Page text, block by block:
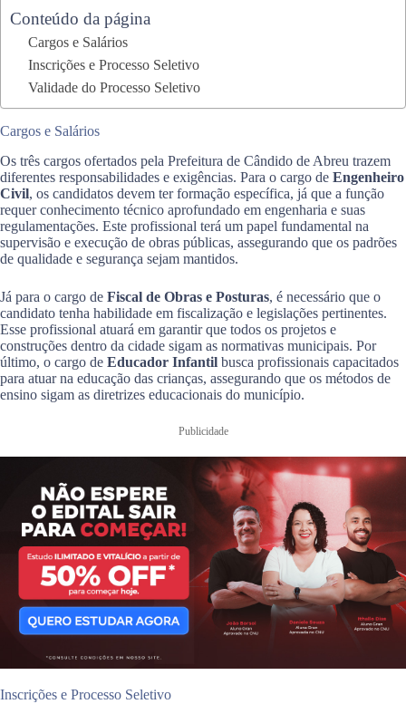
Conteúdo da página
Cargos e Salários
Inscrições e Processo Seletivo
Validade do Processo Seletivo
Cargos e Salários
Os três cargos ofertados pela Prefeitura de Cândido de Abreu trazem
diferentes responsabilidades e exigências. Para o cargo de Engenheiro
Civil, os candidatos devem ter formação específica, já que a função
requer conhecimento técnico aprofundado em engenharia e suas
regulamentações. Este profissional terá um papel fundamental na
supervisão e execução de obras públicas, assegurando que os padrões
de qualidade e segurança sejam mantidos.
Já para o cargo de Fiscal de Obras e Posturas, é necessário que o
candidato tenha habilidade em fiscalização e legislações pertinentes.
Esse profissional atuará em garantir que todos os projetos e
construções dentro da cidade sigam as normativas municipais. Por
último, o cargo de Educador Infantil busca profissionais capacitados
para atuar na educação das crianças, assegurando que os métodos de
ensino sigam as diretrizes educacionais do município.
Publicidade
Inscrições e Processo Seletivo